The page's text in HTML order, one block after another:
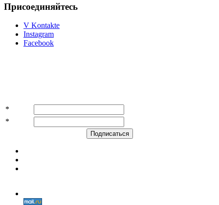
Присоединяйтесь
V Kontakte
Instagram
Facebook
*
*